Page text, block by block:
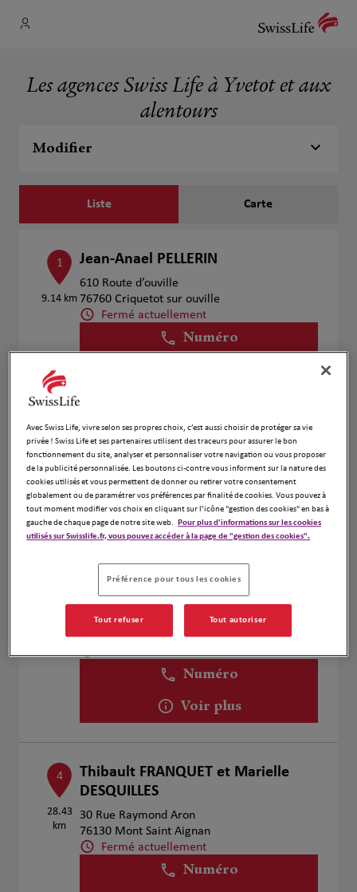
Les agences Swiss Life à Yvetot et aux
alentours
Modifier
Liste Carte
1
9.14 km
Jean-Anael PELLERIN
610 Route d’ouville
76760 Criquetot sur ouville
Fermé actuellement
Numéro
2 Nicolas Delboulle et François Bécue
22 rue Louis Leseigneur
76360 Barentin
Fermé actuellement
Numéro
76250 DEVILLE LES ROUEN
Numéro
Voir plus
4
28.43
km
Thibault FRANQUET et Marielle
DESQUILLES
30 Rue Raymond Aron
76130 Mont Saint Aignan
Fermé actuellement
Numéro
Avec Swiss Life, vivre selon ses propres choix, c’est aussi choisir de protéger sa vie
privée ! Swiss Life et ses partenaires utilisent des traceurs pour assurer le bon
fonctionnement du site, analyser et personnaliser votre navigation ou vous proposer
de la publicité personnalisée. Les boutons ci-contre vous informent sur la nature des
cookies utilisés et vous permettent de donner ou retirer votre consentement
globalement ou de paramétrer vos préférences par finalité de cookies. Vous pouvez à
tout moment modifier vos choix en cliquant sur l’icône "gestion des cookies" en bas à
gauche de chaque page de notre site web. Pour plus d'informations sur les cookies
utilisés sur Swisslife.fr, vous pouvez accéder à la page de "gestion des cookies".
Préférence pour tous les cookies
Tout refuser Tout autoriser